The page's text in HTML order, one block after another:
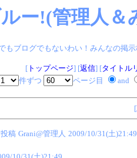
ー!(管理人
もブログでもないわい！みんなの掲
[トップページ] [返信] [タイトル
件ずつ
ページ目 and
[
稿 Grani@管理人 2009/10/31(土)21:49